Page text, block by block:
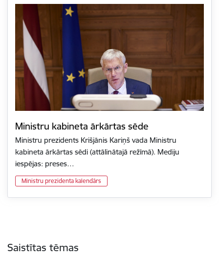
Ministru kabineta ārkārtas sēde
Ministru prezidents Krišjānis Kariņš vada Ministru
kabineta ārkārtas sēdi (attālinātajā režīmā). Mediju
iespējas: preses…
Ministru prezidenta kalendārs
Saistītas tēmas